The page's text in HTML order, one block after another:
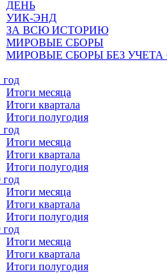
ДЕНЬ
УИК-ЭНД
ЗА ВСЮ ИСТОРИЮ
МИРОВЫЕ СБОРЫ
МИРОВЫЕ СБОРЫ БЕЗ
год
Итоги месяца
Итоги квартала
Итоги полугодия
год
Итоги месяца
Итоги квартала
Итоги полугодия
год
Итоги месяца
Итоги квартала
Итоги полугодия
год
Итоги месяца
Итоги квартала
Итоги полугодия